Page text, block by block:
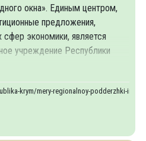
окна». Единым центром,
предложения,
экономики, является
учреждение Республики
krym/mery-regionalnoy-podderzhki-